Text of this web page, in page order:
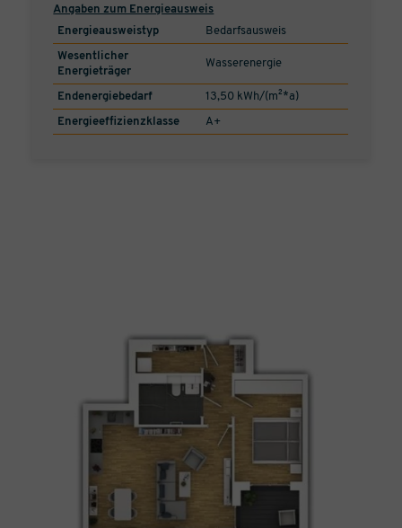
Angaben zum Energieausweis
Energieausweistyp
Bedarfsausweis
Wesentlicher
Energieträger
Wasserenergie
Endenergiebedarf 13,50 kWh/(m²*a)
Energieeffizienzklasse A+